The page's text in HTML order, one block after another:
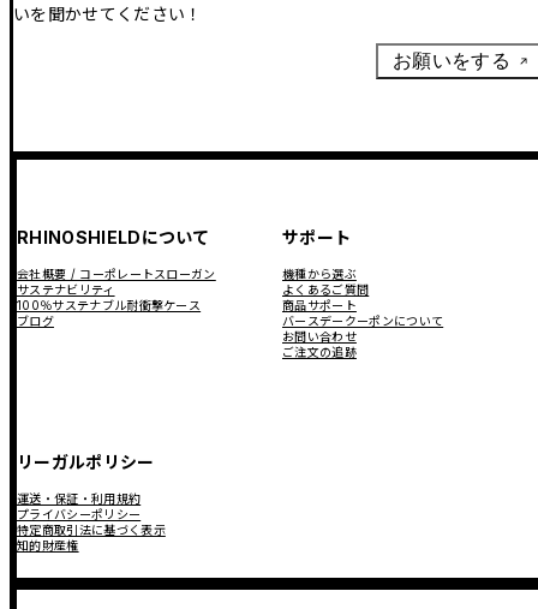
いを聞かせてください！
お願いをする
RHINOSHIELDについて
会社概要 / コーポレートスローガン
サステナビリティ
100％サステナブル耐衝撃ケース
ブログ
サポート
機種から選ぶ
よくあるご質問
商品サポート
バースデークーポンについて
お問い合わせ
ご注文の追跡
リーガルポリシー
運送・保証・利用規約
プライバシーポリシー
特定商取引法に基づく表示
知的財産権